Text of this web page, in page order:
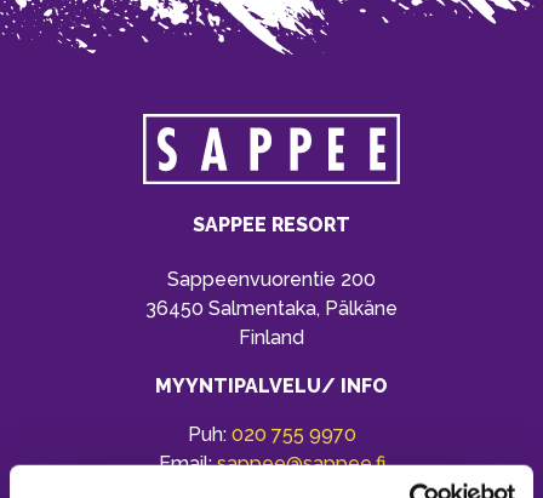
SAPPEE RESORT
Sappeenvuorentie 200
36450 Salmentaka, Pälkäne
Finland
MYYNTIPALVELU/ INFO
Puh: 020 755 9970
Email:sappee@sappee.fi